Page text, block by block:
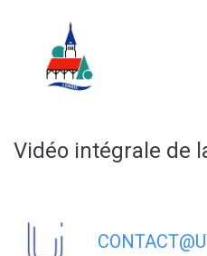
Vidéo intégrale de